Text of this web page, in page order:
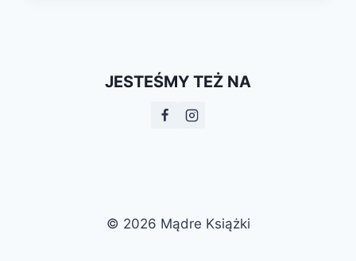
W
DPS
JESTEŚMY TEŻ NA
© 2026 Mądre Książki